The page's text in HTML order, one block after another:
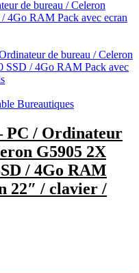
Bureautiques
PC / Ordinateur
G5905 2X
/ 4Go RAM
22″ / clavier /